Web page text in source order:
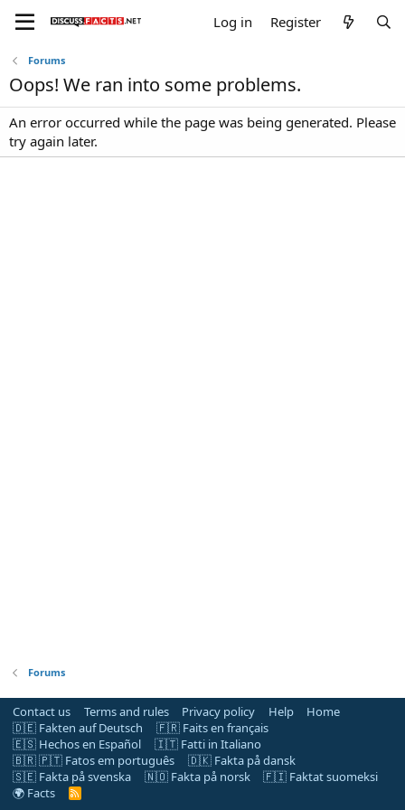
Log in Register
Forums
Oops! We ran into some problems.
An error occurred while the page was being generated. Please
try again later.
Forums
Contact us Terms and rules Privacy policy Help
Home
🇩🇪 Fakten auf Deutsch
🇫🇷 Faits en français
🇪🇸 Hechos en Español
🇮🇹 Fatti in Italiano
🇧🇷 🇵🇹 Fatos em português
🇩🇰 Fakta på dansk
🇸🇪 Fakta på svenska
🇳🇴 Fakta på norsk
🇫🇮 Faktat suomeksi
🌍 Facts
R